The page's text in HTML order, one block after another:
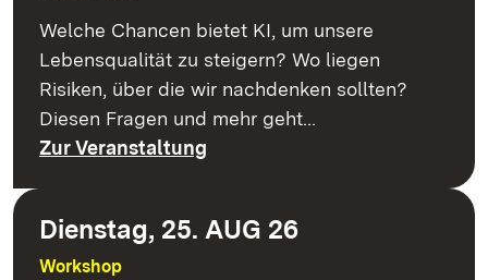
Welche Chancen bietet KI, um unsere
Lebensqualität zu steigern? Wo liegen
Risiken, über die wir nachdenken sollten?
Diesen Fragen und mehr geht…
Zur Veranstaltung
Dienstag, 25. AUG 26
Workshop